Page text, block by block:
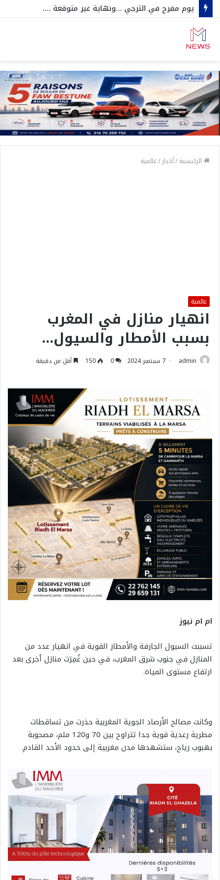
يوم مفرح في الترجي …ونهاية غير متوقعة ….
الرئيسية/أخبار/عالمية
عالمية
انهيار منازل في المغرب
بسبب الأمطار والسيول…
admin 7 سبتمبر 2024 0
150 أقل من دقيقة
ام ام نيوز
تسببت السيول الجارفة والأمطار القوية في انهيار عدد من
المنازل في جنوب شرق المغرب، في حين غُمِرَت منازل أخرى بعد
ارتفاع مستوى المياه.
وكانت مصالح الأرصاد الجوية المغربية حذرت من تساقطات
مطرية رعدية قوية جدا تتراوح بين 70 و120 ملم، مصحوبة
بهبوب رياح، ستشهدها مدن مغربية إلى حدود الأحد القادم.